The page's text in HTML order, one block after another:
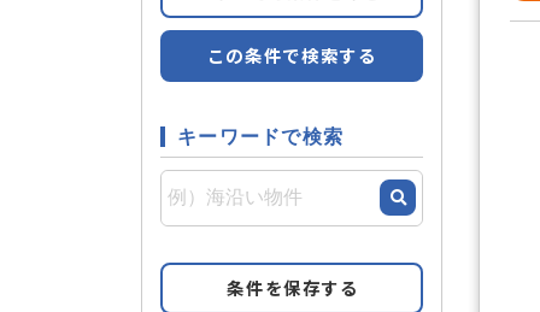
この条件で検索する
キーワードで検索
条件を保存する